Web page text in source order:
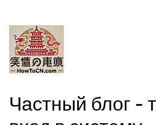
Частный блог -